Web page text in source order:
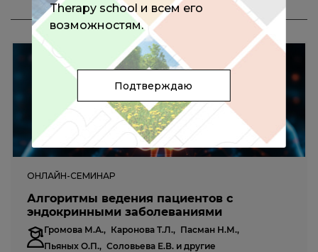
МЕРОПРИЯТИЯ С ЭКСПЕРТОМ
ОНЛАЙН-СЕМИНАР
Алгоритмы ведения пациентов с
эндокринными заболеваниями
Громова М.А., Каронова Т.Л., Пасман Н.М.,
Пьяных О.П., Соловьева Е.В. и другие
Therapy school и всем его
возможностям.
Подтверждаю